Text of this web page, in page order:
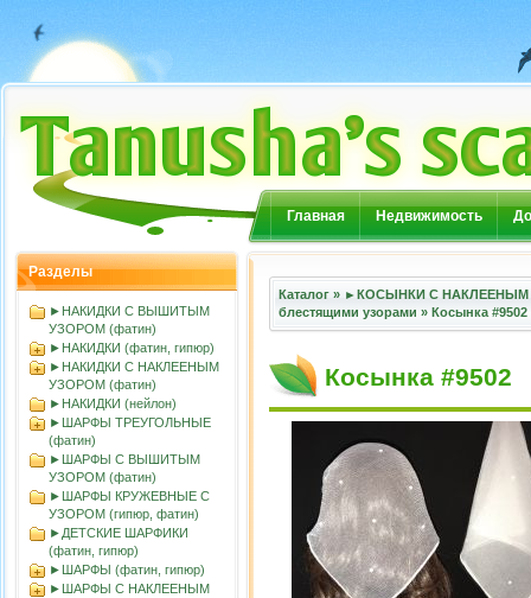
Главная Недвижимость
Разделы
►НАКИДКИ С ВЫШИТЫМ
УЗОРОМ (фатин)
►НАКИДКИ (фатин, гипюр)
►НАКИДКИ С НАКЛЕЕНЫМ
УЗОРОМ (фатин)
►НАКИДКИ (нейлон)
►ШАРФЫ ТРЕУГОЛЬНЫЕ
(фатин)
►ШАРФЫ С ВЫШИТЫМ
УЗОРОМ (фатин)
►ШАРФЫ КРУЖЕВНЫЕ С
УЗОРОМ (гипюр, фатин)
►ДЕТСКИЕ ШАРФИКИ
(фатин, гипюр)
►ШАРФЫ (фатин, гипюр)
►ШАРФЫ С НАКЛЕЕНЫМ
Каталог » ►КОСЫНКИ С НАКЛЕЕНЫМ
блестящими узорами » Косынка #9502
Косынка #9502